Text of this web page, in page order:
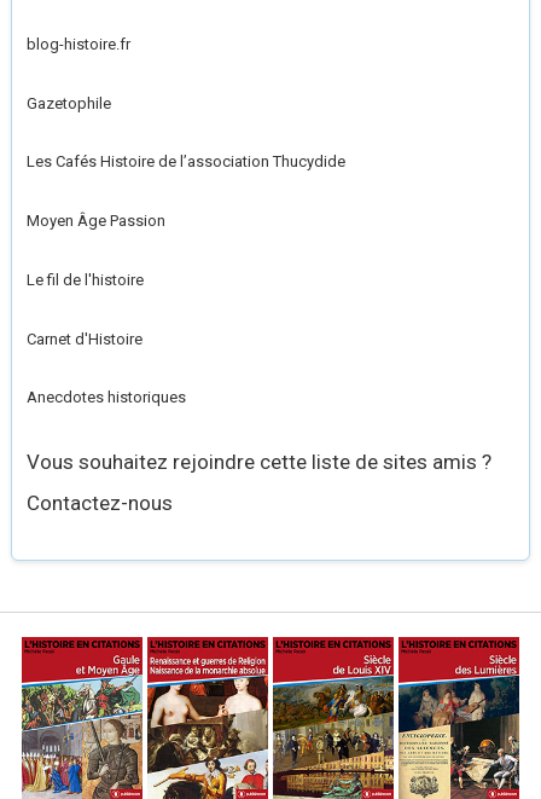
blog-histoire.fr
Gazetophile
Les Cafés Histoire de l’association Thucydide
Moyen Âge Passion
Le fil de l'histoire
Carnet d'Histoire
Anecdotes historiques
Vous souhaitez rejoindre cette liste de sites amis ?
Contactez-nous